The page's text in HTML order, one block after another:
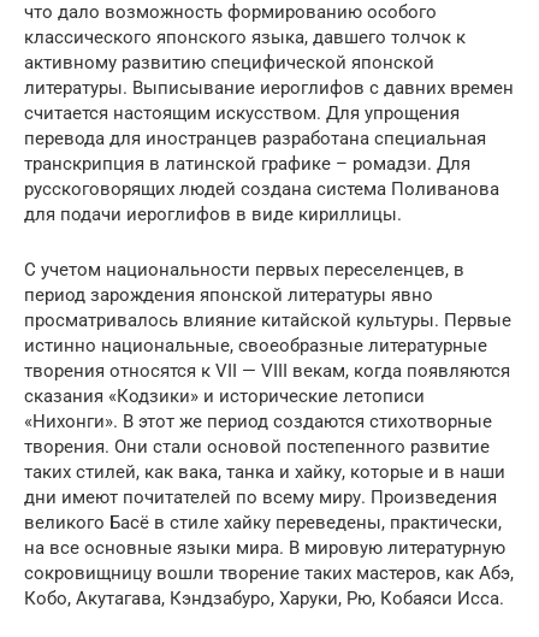
что дало возможность формированию особого
классического японского языка, давшего толчок к
активному развитию специфической японской
литературы. Выписывание иероглифов с давних времен
считается настоящим искусством. Для упрощения
перевода для иностранцев разработана специальная
транскрипция в латинской графике – ромадзи. Для
русскоговорящих людей создана система Поливанова
для подачи иероглифов в виде кириллицы.
С учетом национальности первых переселенцев, в
период зарождения японской литературы явно
просматривалось влияние китайской культуры. Первые
истинно национальные, своеобразные литературные
творения относятся к VII — VIII векам, когда появляются
сказания «Кодзики» и исторические летописи
«Нихонги». В этот же период создаются стихотворные
творения. Они стали основой постепенного развитие
таких стилей, как вака, танка и хайку, которые и в наши
дни имеют почитателей по всему миру. Произведения
великого Басё в стиле хайку переведены, практически,
на все основные языки мира. В мировую литературную
сокровищницу вошли творение таких мастеров, как Абэ,
Кобо, Акутагава, Кэндзабуро, Харуки, Рю, Кобаяси Исса.